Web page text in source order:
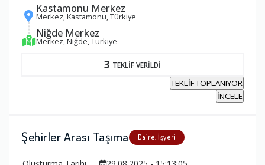
Kastamonu Merkez
Merkez, Kastamonu, Türkiye
Niğde Merkez
Merkez, Niğde, Türkiye
3 TEKLİF VERİLDİ
TEKLİF TOPLANIYOR
İNCELE
Şehirler Arası Taşıma Daire, İşyeri